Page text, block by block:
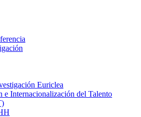
Euriclea
e Internacionalización del Talento